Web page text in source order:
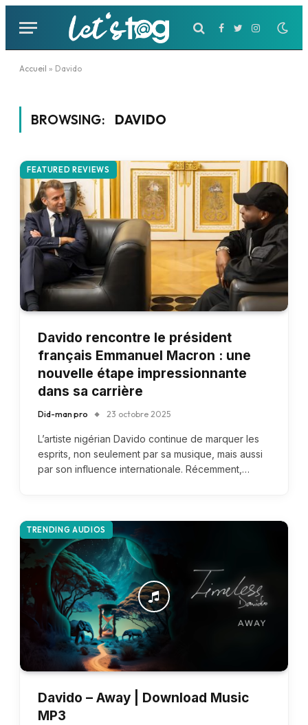
Facebook
TwitterInstagram
Accueil » Davido
BROWSING: DAVIDO
FEATURED REVIEWS
Davido rencontre le président
français Emmanuel Macron : une
nouvelle étape impressionnante
dans sa carrière
Did-man pro 23 octobre 2025
L’artiste nigérian Davido continue de marquer les
esprits, non seulement par sa musique, mais aussi
par son influence internationale. Récemment,…
TRENDING AUDIOS
Davido – Away | Download Music
MP3